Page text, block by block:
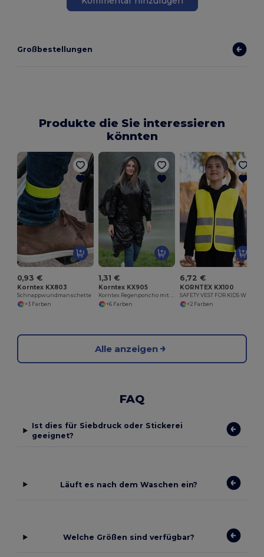
Großbestellungen
Produkte die Sie interessieren
könnten
0,93 €
Korntex KX803
Schnappwundmanschette
+3 Farben
1,31 €
Korntex KX905
Korntex Regenponcho mit Kapuze
+6 Farben
6,72 €
KORNTEX KX100
+2 Farben
Alle anzeigen
FAQ
Ist dies für Siebdruck oder Stickerei
geeignet?
Läuft es nach dem Waschen ein?
Welche Größen sind verfügbar?